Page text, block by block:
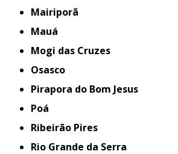
Mairiporã
Mauá
Mogi das Cruzes
Osasco
Pirapora do Bom Jesus
Poá
Ribeirão Pires
Rio Grande da Serra